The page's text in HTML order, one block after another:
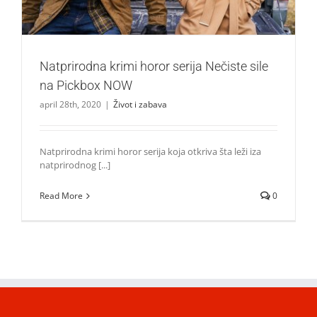
Natprirodna krimi horor serija Nečiste sile
na Pickbox NOW
april 28th, 2020 | Život i zabava
Natprirodna krimi horor serija koja otkriva šta leži iza
natprirodnog [...]
Read More 0